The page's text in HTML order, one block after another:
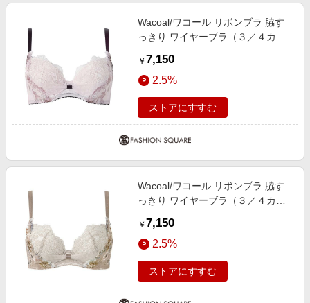
Wacoal/ワコール リボンブラ 脇す
っきり ワイヤーブラ（３／４カッ
￥ 7,150
2.5%
ストアにすすむ
Wacoal/ワコール リボンブラ 脇す
っきり ワイヤーブラ（３／４カッ
￥ 7,150
2.5%
ストアにすすむ